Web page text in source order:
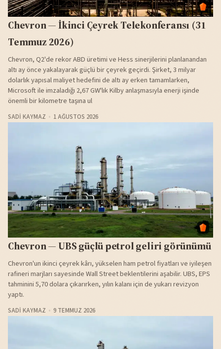
Chevron — İkinci Çeyrek Telekonferansı (31
Temmuz 2026)
Chevron, Q2'de rekor ABD üretimi ve Hess sinerjilerini planlanandan
altı ay önce yakalayarak güçlü bir çeyrek geçirdi. Şirket, 3 milyar
dolarlık yapısal maliyet hedefini de altı ay erken tamamlarken,
Microsoft ile imzaladığı 2,67 GW'lık Kilby anlaşmasıyla enerji işinde
önemli bir kilometre taşına ul
SADI KAYMAZ 1 AĞUSTOS 2026
Chevron — UBS güçlü petrol geliri görünümü
Chevron'un ikinci çeyrek kârı, yükselen ham petrol fiyatları ve iyileşen
rafineri marjları sayesinde Wall Street beklentilerini aşabilir. UBS, EPS
tahminini 5,70 dolara çıkarırken, yılın kalanı için de yukarı revizyon
yaptı.
SADI KAYMAZ 9 TEMMUZ 2026